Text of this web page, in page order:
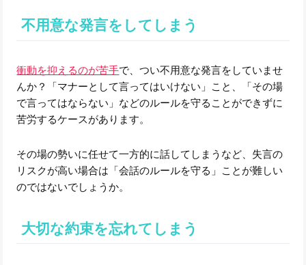
不用意な発言をしてしまう
衝動を抑えるのが苦手で、つい不用意な発言をしていませ
んか？「マナーとして言ってはいけない」こと、「その場
で言ってはならない」などのルールを守ることができずに
苦労するケースがあります。
その場の勢いに任せて一方的に話してしまうなど、失言の
リスクが高い場合は「会話のルールを守る」ことが難しい
のではないでしょうか。
大切な約束を忘れてしまう